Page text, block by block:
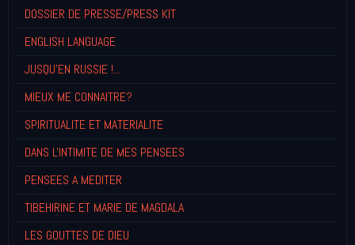
DOSSIER DE PRESSE/PRESS KIT
ENGLISH LANGUAGE
JUSQU'EN RUSSIE !...
MIEUX ME CONNAITRE?
SPIRITUALITE ET MATERIALITE
DANS L'INTIMITE DE MES PENSEES
PENSEES A MEDITER
TIBEHIRINE ET MARIE DE MAGDALA
LES GOUTTES DE DIEU